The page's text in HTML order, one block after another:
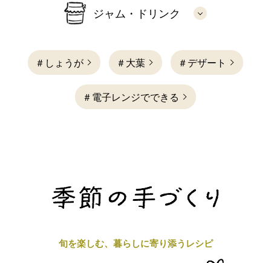
ジャム・ドリンク
＃しょうが ＃大葉 ＃デザート
＃電子レンジでできる
旬を楽しむ、暮らしに寄り添うレシピ